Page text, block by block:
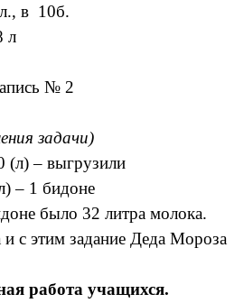
в 10б.
л
№ 2
задачи)
(л) – выгрузили
– 1 бидоне
было 32 литра молока.
с этим задание Деда Мороза
работа учащихся.